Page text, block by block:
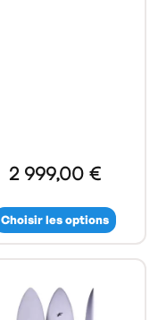
2 999,00 €
Choisir les options